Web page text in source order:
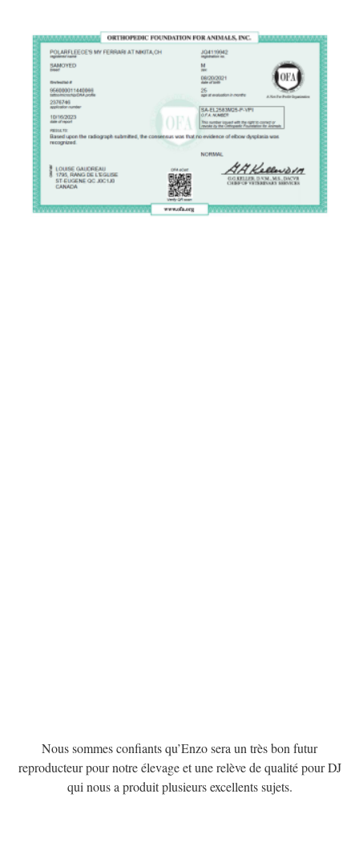
Nous sommes confiants qu’Enzo sera un très bon futur
reproducteur pour notre élevage et une relève de qualité pour DJ
qui nous a produit plusieurs excellents sujets.